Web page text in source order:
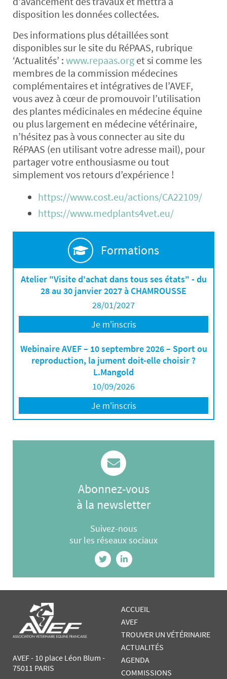
disposition les données collectées.
Des informations plus détaillées sont
disponibles sur le site du RéPAAS, rubrique
‘Actualités’ : www.repaas.org et si comme les
membres de la commission médecines
complémentaires et intégratives de l’AVEF,
vous avez à cœur de promouvoir l’utilisation
des plantes médicinales en médecine équine
ou plus largement en médecine vétérinaire,
n’hésitez pas à vous connecter au site du
RéPAAS (en utilisant votre adresse mail), pour
partager votre enthousiasme ou tout
simplement vos retours d’expérience !
https://www.cost.eu/actions/CA22109/
https://www.medplants4vet.eu/
Formations
Atelier "Visite d'achat dans tous ses états" - du
28 au 30 janvier 2027 à CHAMROUSSE
28/01/2027
Je m'inscris
Webinaire AVEF – 10 septembre 2026 – Sport ou
reproduction, la jument doit-elle choisir ?
L.Mangold
10/09/2026
Je m'inscris
Abonnez-vous
à la newsletter
Suivez-nous
sur les réseaux sociaux
AVEF - 10 place Léon Blum -
75011 PARIS
ACCUEIL
AVEF
TROUVER UN VÉTÉRINAIRE
ACTUALITÉS
AGENDA
COMMISSIONS